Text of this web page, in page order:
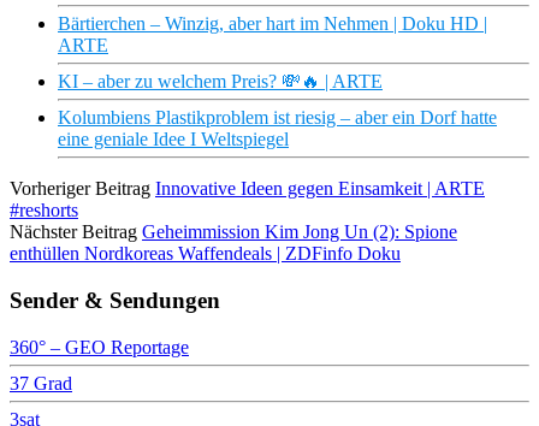
Bärtierchen – Winzig, aber hart im Nehmen | Doku HD |
ARTE
KI – aber zu welchem Preis? 💸🔥 | ARTE
Kolumbiens Plastikproblem ist riesig – aber ein Dorf hatte
eine geniale Idee I Weltspiegel
Vorheriger Beitrag Innovative Ideen gegen Einsamkeit | ARTE
#reshorts
Nächster Beitrag Geheimmission Kim Jong Un (2): Spione
enthüllen Nordkoreas Waffendeals | ZDFinfo Doku
Sender & Sendungen
360° – GEO Reportage
37 Grad
3sat